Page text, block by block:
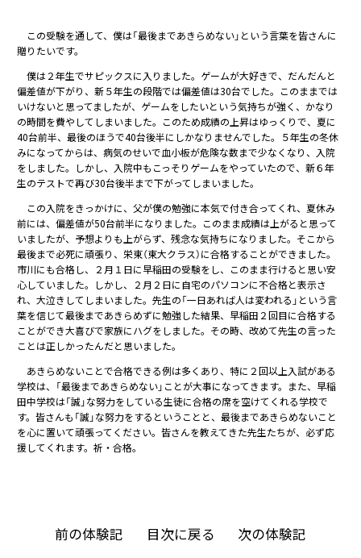
この受験を通して、僕は「最後まであきらめない」という言葉を皆さんに
贈りたいです。
僕は２年生でサピックスに入りました。ゲームが大好きで、だんだんと
偏差値が下がり、新５年生の段階では偏差値は30台でした。このままでは
いけないと思ってましたが、ゲームをしたいという気持ちが強く、かなり
の時間を費やしてしまいました。このため成績の上昇はゆっくりで、夏に
40台前半、最後のほうで40台後半にしかなりませんでした。５年生の冬休
みになってからは、病気のせいで血小板が危険な数まで少なくなり、入院
をしました。しかし、入院中もこっそりゲームをやっていたので、新６年
生のテストで再び30台後半まで下がってしまいました。
この入院をきっかけに、父が僕の勉強に本気で付き合ってくれ、夏休み
前には、偏差値が50台前半になりました。このまま成績は上がると思って
いましたが、予想よりも上がらず、残念な気持ちになりました。そこから
最後まで必死に頑張り、栄東（東大クラス）に合格することができました。
市川にも合格し、２月１日に早稲田の受験をし、このまま行けると思い安
心していました。しかし、２月２日に自宅のパソコンに不合格と表示さ
れ、大泣きしてしまいました。先生の「一日あれば人は変われる」という言
葉を信じて最後まであきらめずに勉強した結果、早稲田２回目に合格する
ことができ大喜びで家族にハグをしました。その時、改めて先生の言った
ことは正しかったんだと思いました。
あきらめないことで合格できる例は多くあり、特に２回以上入試がある
学校は、「最後まであきらめない」ことが大事になってきます。また、早稲
田中学校は「誠」な努力をしている生徒に合格の席を空けてくれる学校で
す。皆さんも「誠」な努力をするということと、最後まであきらめないこと
を心に置いて頑張ってください。皆さんを教えてきた先生たちが、必ず応
援してくれます。祈・合格。
前の体験記 目次に戻る 次の体験記